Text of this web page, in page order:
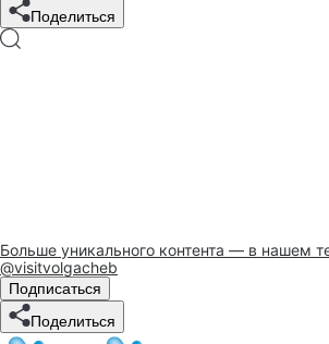
Поделиться
Больше уникального контента — в нашем
@visitvolgacheb
Подписаться
Поделиться